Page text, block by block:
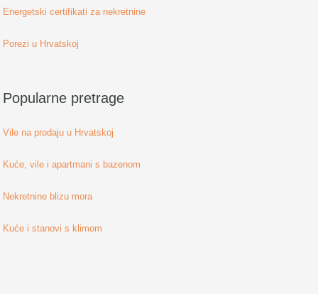
Energetski certifikati za nekretnine
Porezi u Hrvatskoj
Popularne pretrage
Vile na prodaju u Hrvatskoj
Kuće, vile i apartmani s bazenom
Nekretnine blizu mora
Kuće i stanovi s klimom